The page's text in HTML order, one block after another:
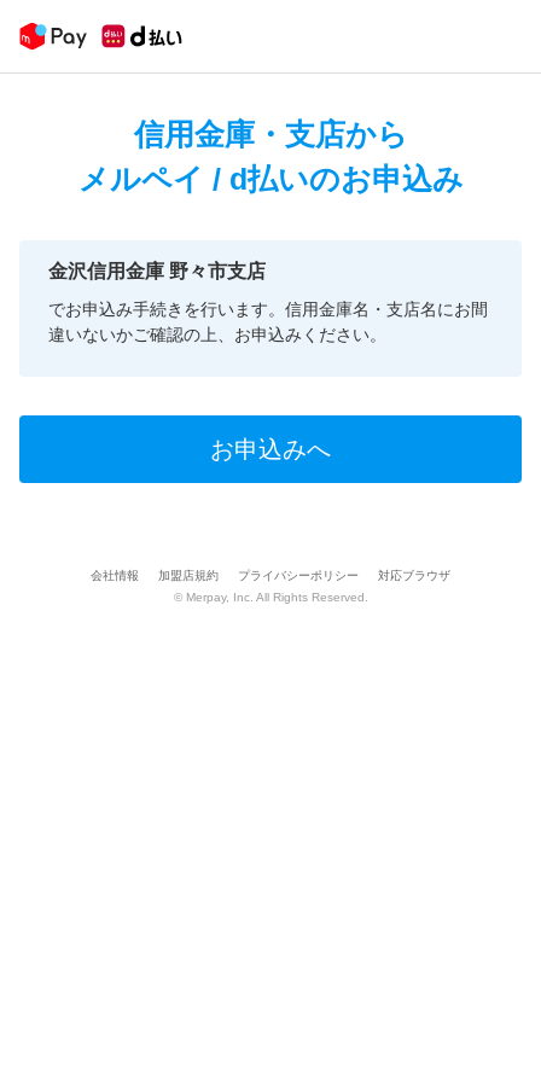
信用金庫・支店から
メルペイ / d払いのお申込み
金沢信用金庫 野々市支店
でお申込み手続きを行います。信用金庫名・支店名にお間
違いないかご確認の上、お申込みください。
お申込みへ
会社情報 加盟店規約 プライバシーポリシー
対応ブラウザ
© Merpay, Inc. All Rights Reserved.